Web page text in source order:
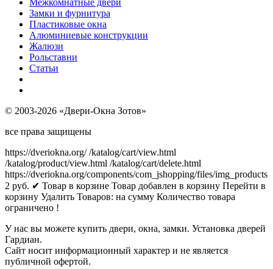
Замки и фурнитура
Пластиковые окна
Алюминиевые конструкции
Жалюзи
Рольставни
Статьи
© 2003-2026 «Двери-Окна Зотов»
все права защищены
https://dveriokna.org/ /katalog/cart/view.html
/katalog/product/view.html /katalog/cart/delete.html
https://dveriokna.org/components/com_jshopping/files/img_products
2 руб. ✔ Товар в корзине Товар добавлен в корзину Перейти в
корзину Удалить Товаров: на сумму Количество товара
ограничено !
У нас вы можете купить двери, окна, замки. Установка дверей
Гардиан.
Сайт носит информационный характер и не является
публичной офертой.